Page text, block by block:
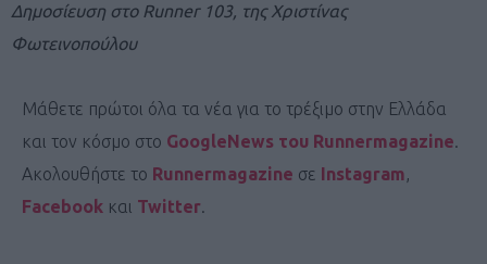
Δημοσίευση στο Runner 103, της Χριστίνας
Φωτεινοπούλου
Μάθετε πρώτοι όλα τα νέα για το τρέξιμο στην Ελλάδα
και τον κόσμο στο GoogleNews του Runnermagazine.
Ακολουθήστε το Runnermagazine σε Instagram,
Facebook και Twitter.